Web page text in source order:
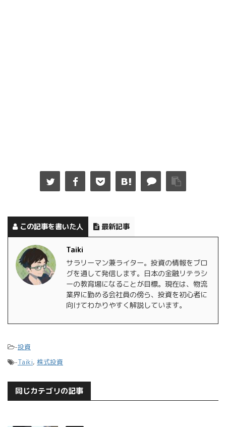
この記事を書いた人 最新記事
Taiki
サラリーマン兼ライター。投資の情報をブロ
グを通して発信します。日本の金融リテラシ
ーの教育場になることが目標。現在は、物流
業界に勤める会社員の傍ら、投資を初心者に
向けてわかりやすく解説しています。
-投資
-Taiki, 株式投資
同じカテゴリの記事